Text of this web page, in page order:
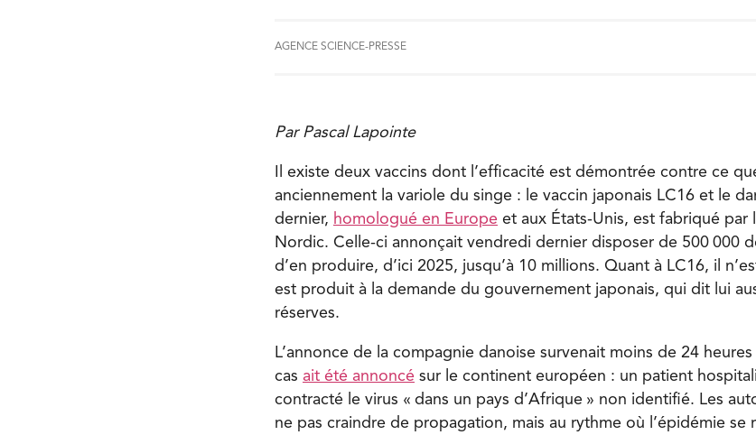
AGENCE SCIENCE-PRESSE
Par Pascal Lapointe
Il existe deux vaccins dont l’efficacité est démontrée contre ce
anciennement la variole du singe : le vaccin japonais LC16 et le
dernier, homologué en Europe et aux États-Unis, est fabriqué par
Nordic. Celle-ci annonçait vendredi dernier disposer de 500 000
d’en produire, d’ici 2025, jusqu’à 10 millions. Quant à LC16, il
est produit à la demande du gouvernement japonais, qui dit lui
réserves.
L’annonce de la compagnie danoise survenait moins de 24
cas ait été annoncé sur le continent européen : un patient
contracté le virus « dans un pays d’Afrique » non identifié. Les
ne pas craindre de propagation, mais au rythme où l’épidémie se